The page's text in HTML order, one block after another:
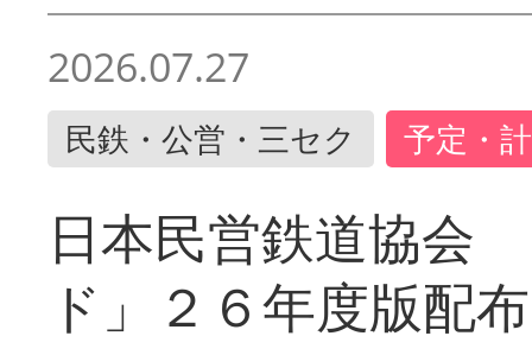
2026.07.27
民鉄・公営・三セク 予定・
日本民営鉄道協会
ド」２６年度版配布